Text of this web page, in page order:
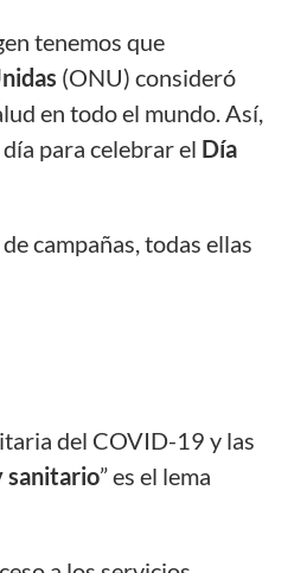
tenemos que
(ONU) consideró
en todo el mundo. Así,
para celebrar el Día
campañas, todas ellas
del COVID-19 y las
sanitario” es el lema